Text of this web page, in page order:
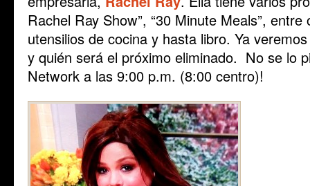
Rachel Ray Show”, “30 Minute Meals”,
utensilios de cocina y hasta libro. Ya
y quién será el próximo eliminado. No se lo
Network a las 9:00 p.m. (8:00 centro)!